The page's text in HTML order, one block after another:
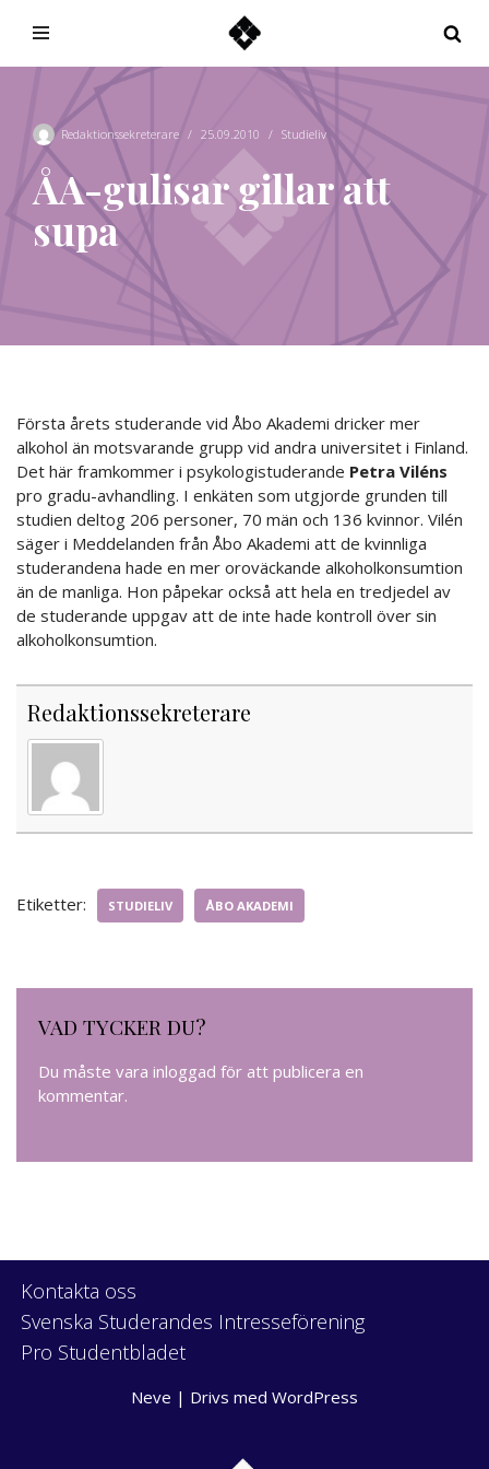
Redaktionssekreterare 25.09.2010 Studieliv
ÅA-gulisar gillar att
supa
Första årets studerande vid Åbo Akademi dricker mer
alkohol än motsvarande grupp vid andra universitet i Finland.
Det här framkommer i psykologistuderande Petra Viléns
pro gradu-avhandling. I enkäten som utgjorde grunden till
studien deltog 206 personer, 70 män och 136 kvinnor. Vilén
säger i Meddelanden från Åbo Akademi att de kvinnliga
studerandena hade en mer oroväckande alkoholkonsumtion
än de manliga. Hon påpekar också att hela en tredjedel av
de studerande uppgav att de inte hade kontroll över sin
alkoholkonsumtion.
Redaktionssekreterare
Etiketter: STUDIELIV ÅBO AKADEMI
VAD TYCKER DU?
Du måste vara inloggad för att publicera en
kommentar.
Kontakta oss
Svenska Studerandes Intresseförening
Pro Studentbladet
Neve | Drivs med WordPress